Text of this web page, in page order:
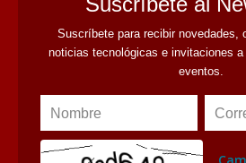
Suscríbete para recibir novedades,
noticias tecnológicas e invitaciones
eventos.
Nombre